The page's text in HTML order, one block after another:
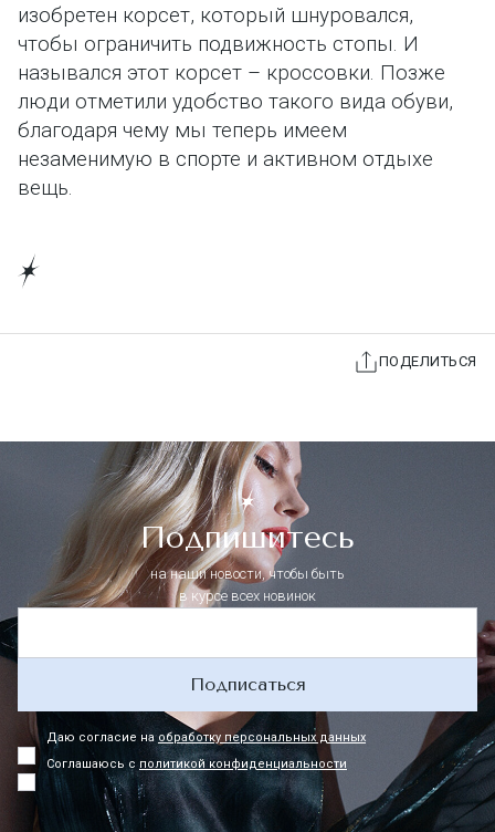
изобретен корсет, который шнуровался,
чтобы ограничить подвижность стопы. И
назывался этот корсет – кроссовки. Позже
люди отметили удобство такого вида обуви,
благодаря чему мы теперь имеем
незаменимую в спорте и активном отдыхе
вещь.
ПОДЕЛИТЬСЯ
Подпишитесь
на наши новости, чтобы быть
в курсе всех новинок
Подписаться
Даю согласие наобработку персональных данных
Соглашаюсь с политикой конфиденциальности